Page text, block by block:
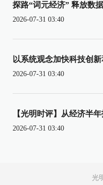
探路“词元经济” 释放数
2026-07-31 03:40
以系统观念加快科技创
2026-07-31 03:40
【光明时评】从经济半
2026-07-31 03:40
光